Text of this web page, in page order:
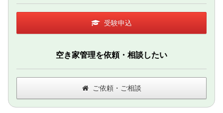
受験申込
空き家管理を依頼・相談したい
ご依頼・ご相談